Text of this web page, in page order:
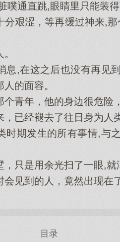
通直跳,眼睛里只能装得
涩，等再缓过神来,那
,在这之后也没有再见
的面容。
年，他的身边很危险，
经褪去了往日身为人类
期发生的所有事情,与
是用余光扫了一眼,就
到的人，竟然出现在了
目录